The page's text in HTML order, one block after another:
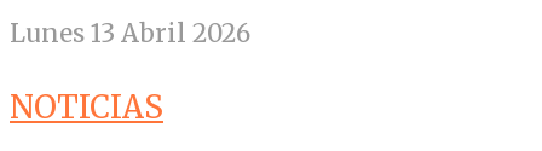
Lunes 13 Abril 2026
NOTICIAS